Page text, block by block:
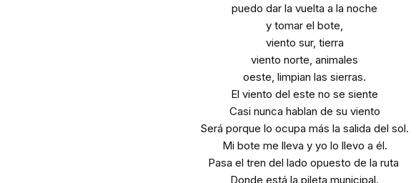
puedo dar la vuelta a la noche
y tomar el bote,
viento sur, tierra
viento norte, animales
oeste, limpian las sierras.
El viento del este no se siente
Casi nunca hablan de su viento
Será porque lo ocupa más la salida del sol.
Mi bote me lleva y yo lo llevo a él.
Pasa el tren del lado opuesto de la ruta
Donde está la pileta municipal.